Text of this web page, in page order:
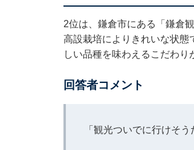
2位は、鎌倉市にある「鎌倉
高設栽培によりきれいな状態
しい品種を味わえるこだわり
回答者コメント
「観光ついでに行けそ